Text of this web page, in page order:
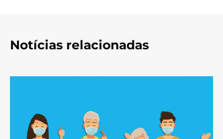
Notícias relacionadas